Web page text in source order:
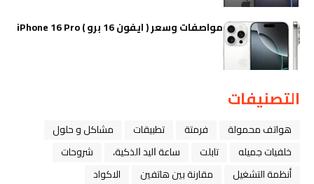
مواصفات وسعر ( ايفون 16 برو ) iPhone 16 Pro
التصنيفات
هواتف محمولة فرمتة تطبيقات
مشاكل و حلول
خلفيات جميله
تابلت ﺳﺎﻋﺔ ﺍﻟﻴﺪ ﺍﻟﺬﻛﻴﺔ،
شروحات
أنظمة التشغيل
مقارنة بين هاتفين
الاكواد